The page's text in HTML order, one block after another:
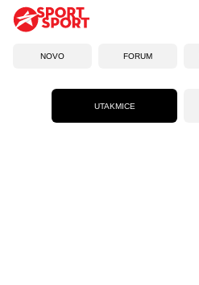
NOVO FORUM
UTAKMICE